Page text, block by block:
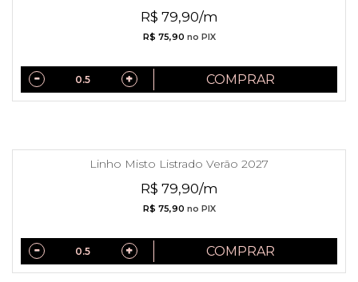
R$ 79,90/m
R$ 75,90 no PIX
COMPRAR
Linho Misto Listrado Verão 2027
R$ 79,90/m
R$ 75,90 no PIX
COMPRAR